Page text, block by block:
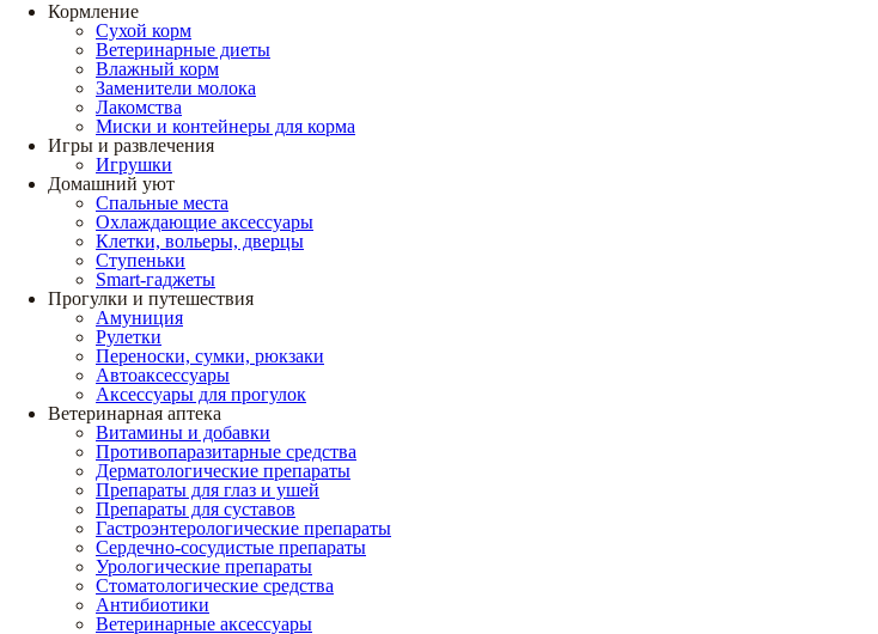
Кормление
Сухой корм
Ветеринарные диеты
Влажный корм
Заменители молока
Лакомства
Миски и контейнеры для корма
Игры и развлечения
Игрушки
Домашний уют
Спальные места
Охлаждающие аксессуары
Клетки, вольеры, дверцы
Ступеньки
Smart-гаджеты
Прогулки и путешествия
Амуниция
Рулетки
Переноски, сумки, рюкзаки
Автоаксессуары
Аксессуары для прогулок
Ветеринарная аптека
Витамины и добавки
Противопаразитарные средства
Дерматологические препараты
Препараты для глаз и ушей
Препараты для суставов
Гастроэнтерологические препараты
Сердечно-сосудистые препараты
Урологические препараты
Стоматологические средства
Антибиотики
Ветеринарные аксессуары